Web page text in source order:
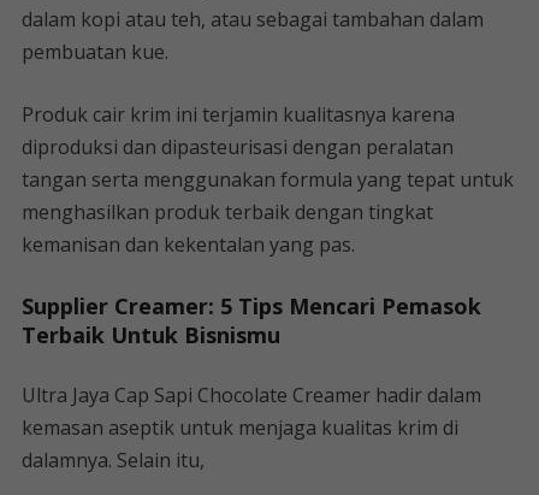
dalam kopi atau teh, atau sebagai tambahan dalam
pembuatan kue.
Produk cair krim ini terjamin kualitasnya karena
diproduksi dan dipasteurisasi dengan peralatan
tangan serta menggunakan formula yang tepat untuk
menghasilkan produk terbaik dengan tingkat
kemanisan dan kekentalan yang pas.
Supplier Creamer: 5 Tips Mencari Pemasok
Terbaik Untuk Bisnismu
Ultra Jaya Cap Sapi Chocolate Creamer hadir dalam
kemasan aseptik untuk menjaga kualitas krim di
dalamnya. Selain itu,